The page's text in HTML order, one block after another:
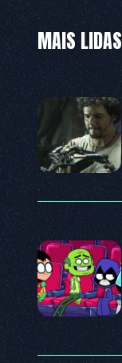
MAIS LIDAS